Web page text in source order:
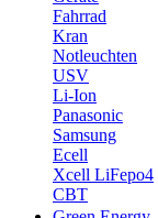
Fahrrad
Kran
Notleuchten
USV
Li-Ion
Panasonic
Samsung
Ecell
Xcell LiFepo4
CBT